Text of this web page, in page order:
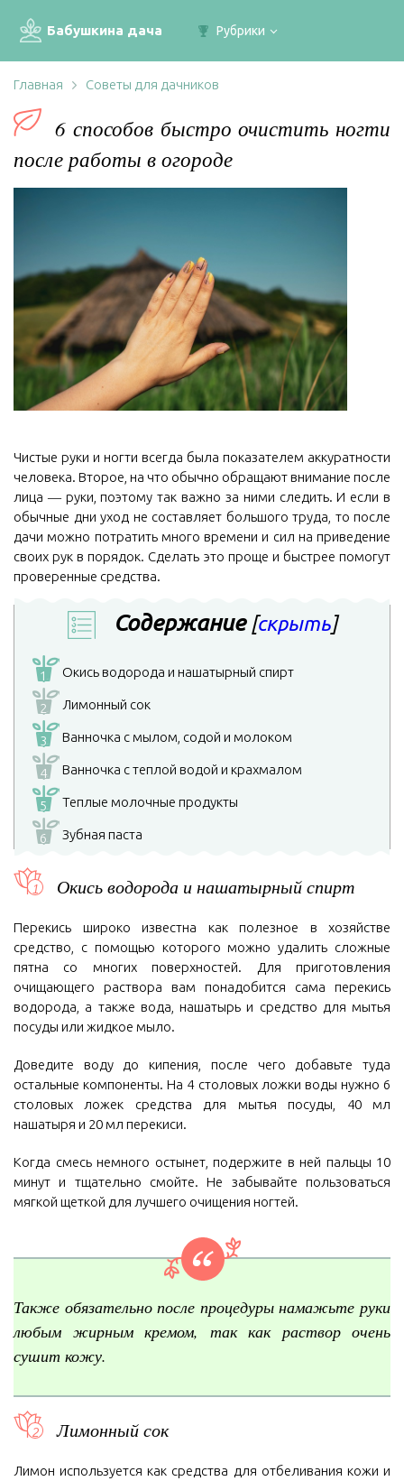
Бабушкина дача Рубрики
Главная Советы для дачников
6 способов быстро очистить ногти
после работы в огороде
Чистые руки и ногти всегда была показателем аккуратности
человека. Второе, на что обычно обращают внимание после
лица ― руки, поэтому так важно за ними следить. И если в
обычные дни уход не составляет большого труда, то после
дачи можно потратить много времени и сил на приведение
своих рук в порядок. Сделать это проще и быстрее помогут
проверенные средства.
Содержание [скрыть]
1 Окись водорода и нашатырный спирт
2 Лимонный сок
3 Ванночка с мылом, содой и молоком
4 Ванночка с теплой водой и крахмалом
5 Теплые молочные продукты
6 Зубная паста
Окись водорода и нашатырный спирт
Перекись широко известна как полезное в хозяйстве
средство, с помощью которого можно удалить сложные
пятна со многих поверхностей. Для приготовления
очищающего раствора вам понадобится сама перекись
водорода, а также вода, нашатырь и средство для мытья
посуды или жидкое мыло.
Доведите воду до кипения, после чего добавьте туда
остальные компоненты. На 4 столовых ложки воды нужно 6
столовых ложек средства для мытья посуды, 40 мл
нашатыря и 20 мл перекиси.
Когда смесь немного остынет, подержите в ней пальцы 10
минут и тщательно смойте. Не забывайте пользоваться
мягкой щеткой для лучшего очищения ногтей.
Также обязательно после процедуры намажьте руки
любым жирным кремом, так как раствор очень
сушит кожу.
Лимонный сок
Лимон используется как средства для отбеливания кожи и